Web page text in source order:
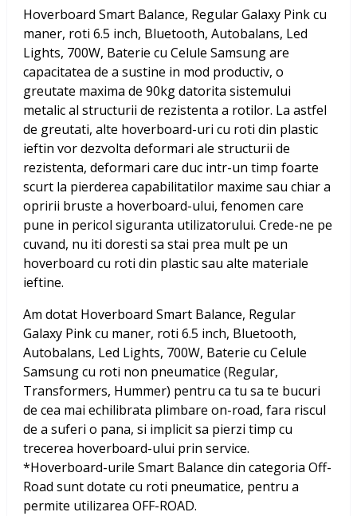
Hoverboard Smart Balance, Regular Galaxy Pink cu
maner, roti 6.5 inch, Bluetooth, Autobalans, Led
Lights, 700W, Baterie cu Celule Samsungare
capacitatea de a sustine in mod productiv, o
greutate maxima de 90kg datorita sistemului
metalic al structurii de rezistenta a rotilor. La astfel
de greutati, alte hoverboard-uri cu roti din plastic
ieftin vor dezvolta deformari ale structurii de
rezistenta, deformari care duc intr-un timp foarte
scurt la pierderea capabilitatilor maxime sau chiar a
opririi bruste a hoverboard-ului, fenomen care
pune in pericol siguranta utilizatorului. Crede-ne pe
cuvand, nu iti doresti sa stai prea mult pe un
hoverboard cu roti din plastic sau alte materiale
ieftine.
Am dotat Hoverboard Smart Balance, Regular
Galaxy Pink cu maner, roti 6.5 inch, Bluetooth,
Autobalans, Led Lights, 700W, Baterie cu Celule
Samsungcu roti non pneumatice (Regular,
Transformers, Hummer) pentru ca tu sa te bucuri
de cea mai echilibrata plimbare on-road, fara riscul
de a suferi o pana, si implicit sa pierzi timp cu
trecerea hoverboard-ului prin service.
*Hoverboard-urile Smart Balance din categoria Off-
Road sunt dotate cu roti pneumatice, pentru a
permite utilizarea OFF-ROAD.